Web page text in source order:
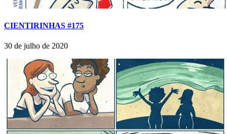
CIENTIRINHAS #175
30 de julho de 2020